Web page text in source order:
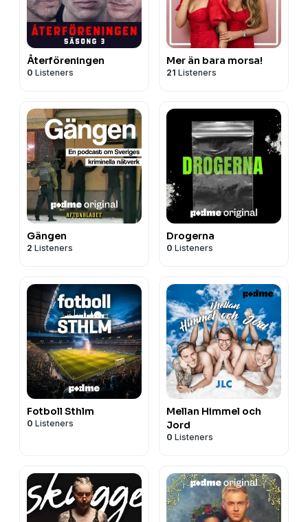
Återföreningen
0 Listeners
Mer än bara morsa!
21 Listeners
Gängen
2 Listeners
Drogerna
0 Listeners
Fotboll Sthlm
0 Listeners
Mellan Himmel och
Jord
0 Listeners